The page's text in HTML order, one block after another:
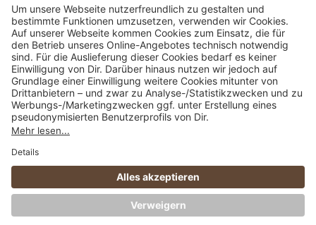
NOCH FRAGEN?
040 317 874 888
info@fcsp-shop.com
Nachnahmegebühren, wenn nicht anders angegeben.